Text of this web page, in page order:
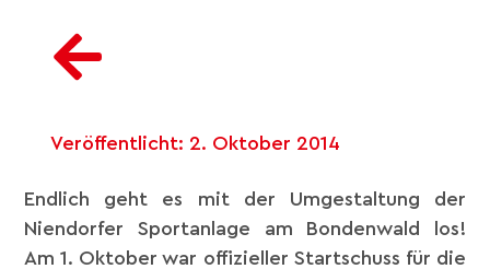
Veröffentlicht: 2. Oktober 2014
Endlich geht es mit der Umgestaltung der
Niendorfer Sportanlage am Bondenwald los!
Am 1. Oktober war offizieller Startschuss für die